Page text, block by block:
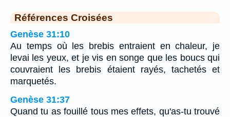
Références Croisées
Genèse 31:10
Au temps où les brebis entraient en chaleur, je
levai les yeux, et je vis en songe que les boucs qui
couvraient les brebis étaient rayés, tachetés et
marquetés.
Genèse 31:37
Quand tu as fouillé tous mes effets, qu'as-tu trouvé